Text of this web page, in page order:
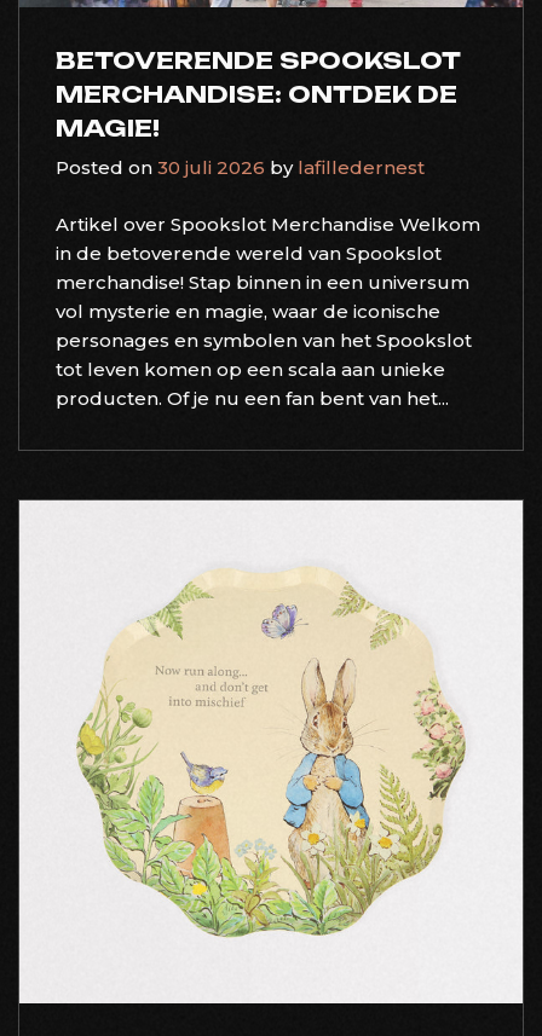
BETOVERENDE SPOOKSLOT
MERCHANDISE: ONTDEK DE
MAGIE!
Posted on 30 juli 2026 by lafilledernest
Artikel over Spookslot Merchandise Welkom
in de betoverende wereld van Spookslot
merchandise! Stap binnen in een universum
vol mysterie en magie, waar de iconische
personages en symbolen van het Spookslot
tot leven komen op een scala aan unieke
producten. Of je nu een fan bent van het...